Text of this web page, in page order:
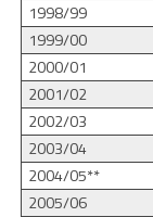
1998/99
1999/00
2000/01
2001/02
2002/03
2003/04
2004/05**
2005/06